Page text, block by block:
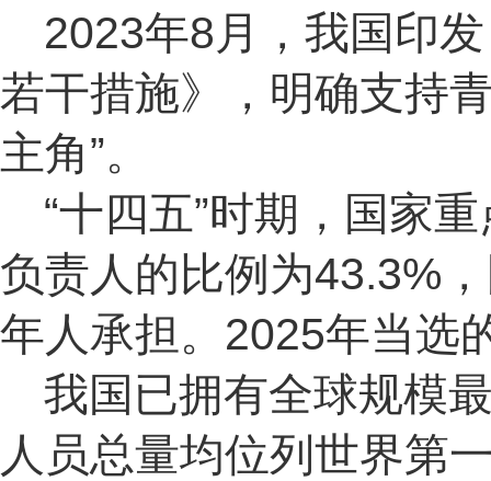
2023年8月，我国印
若干措施》，明确支持
主角”。
“十四五”时期，国家
负责人的比例为43.3%
年人承担。2025年当
我国已拥有全球规模
人员总量均位列世界第